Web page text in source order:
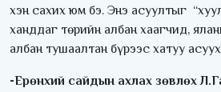
хэн сахих юм бэ. Энэ асуултыг
ханддаг төрийн албан хаагчид,
албан тушаалтан бүрээс хатуу
-Ерөнхий сайдын ахлах зөвлөх